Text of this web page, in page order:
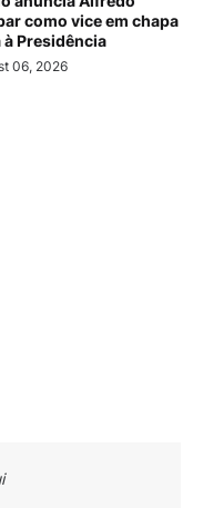
como vice em chapa
à Presidência
06, 2026